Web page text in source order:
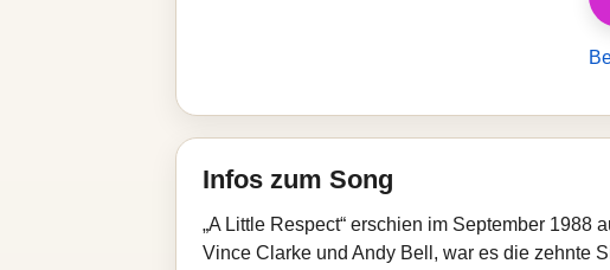
Infos zum Song
„A Little Respect“ erschien im September
Vince Clarke und Andy Bell, war es die zehnte